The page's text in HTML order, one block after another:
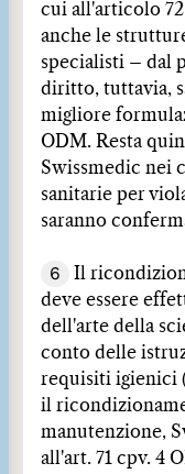
cui all'articolo
anche le
specialisti – dal
diritto, tuttavia,
migliore
ODM. Resta
Swissmedic nei
sanitarie per
saranno
6
Il
deve essere
dell'arte della
conto delle
requisiti igienici
il
manutenzione,
all'art. 71 cpv. 4